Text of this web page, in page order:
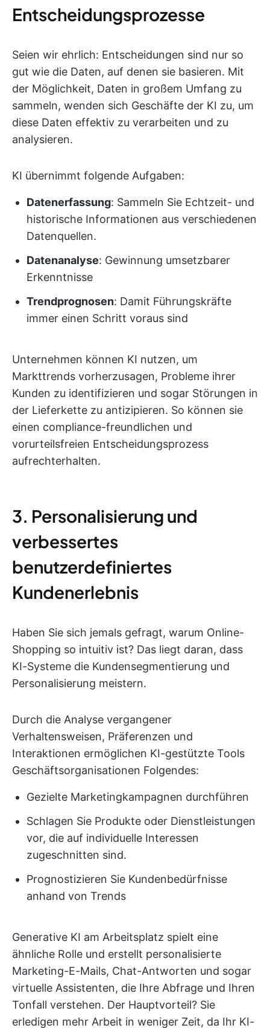
Entscheidungsprozesse
Seien wir ehrlich: Entscheidungen sind nur so
gut wie die Daten, auf denen sie basieren. Mit
der Möglichkeit, Daten in großem Umfang zu
sammeln, wenden sich Geschäfte der KI zu, um
diese Daten effektiv zu verarbeiten und zu
analysieren.
KI übernimmt folgende Aufgaben:
Datenerfassung: Sammeln Sie Echtzeit- und
historische Informationen aus verschiedenen
Datenquellen.
Datenanalyse: Gewinnung umsetzbarer
Erkenntnisse
Trendprognosen: Damit Führungskräfte
immer einen Schritt voraus sind
Unternehmen können KI nutzen, um
Markttrends vorherzusagen, Probleme ihrer
Kunden zu identifizieren und sogar Störungen in
der Lieferkette zu antizipieren. So können sie
einen compliance-freundlichen und
vorurteilsfreien Entscheidungsprozess
aufrechterhalten.
3. Personalisierung und
verbessertes
benutzerdefiniertes
Kundenerlebnis
Haben Sie sich jemals gefragt, warum Online-
Shopping so intuitiv ist? Das liegt daran, dass
KI-Systeme die Kundensegmentierung und
Personalisierung meistern.
Durch die Analyse vergangener
Verhaltensweisen, Präferenzen und
Interaktionen ermöglichen KI-gestützte Tools
Geschäftsorganisationen Folgendes:
Gezielte Marketingkampagnen durchführen
Schlagen Sie Produkte oder Dienstleistungen
vor, die auf individuelle Interessen
zugeschnitten sind.
Prognostizieren Sie Kundenbedürfnisse
anhand von Trends
Generative KI am Arbeitsplatz spielt eine
ähnliche Rolle und erstellt personalisierte
Marketing-E-Mails, Chat-Antworten und sogar
virtuelle Assistenten, die Ihre Abfrage und Ihren
Tonfall verstehen. Der Hauptvorteil? Sie
erledigen mehr Arbeit in weniger Zeit, da Ihr KI-